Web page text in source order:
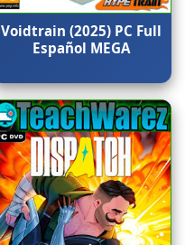
Voidtrain (2025) PC Full
Español MEGA